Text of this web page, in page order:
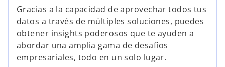
Gracias a la capacidad de aprovechar todos tus
datos a través de múltiples soluciones, puedes
obtener insights poderosos que te ayuden a
abordar una amplia gama de desafíos
empresariales, todo en un solo lugar.